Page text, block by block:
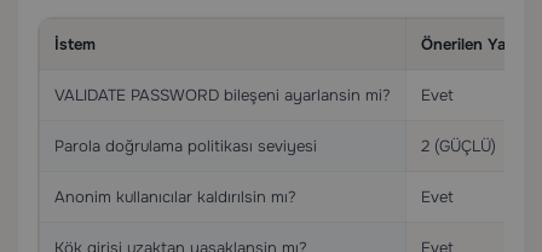
İstem Önerilen Yanıt
VALIDATE PASSWORD bileşeni ayarlansin mi? Evet
Parola doğrulama politikası seviyesi 2 (GÜÇLÜ)
Anonim kullanıcılar kaldırılsin mı? Evet
Kök girişi uzaktan yasaklansin mı? Evet